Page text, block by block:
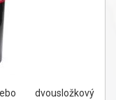
dvousložkový